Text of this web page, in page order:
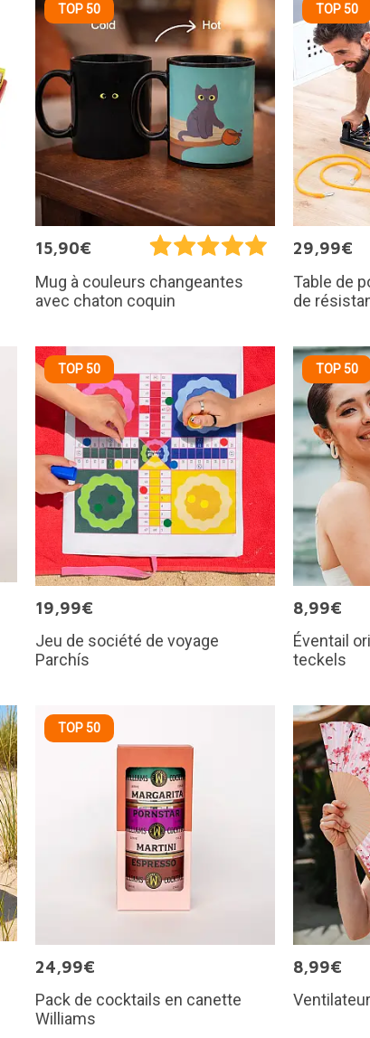
TOP 50
15,90€
Mug à couleurs changeantes
avec chaton coquin
TOP 50
29,99€
Table de
de
TOP 50
19,99€
Jeu de société de voyage
Parchís
TOP 50
8,99€
Éventail
teckels
TOP 50
24,99€
Pack de cocktails en canette
Williams
8,99€